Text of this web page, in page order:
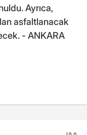
Ayrıca,
asfaltlanacak
- ANKARA